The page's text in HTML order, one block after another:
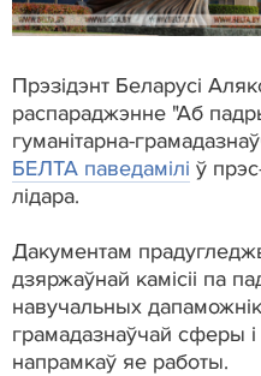
Прэзідэнт Беларусі
распараджэнне "Аб
гуманітарна-
БЕЛТА паведамілі ў
лідара.
Дакументам
дзяржаўнай камісіі па
навучальных
грамадазнаўчай сферы
напрамкаў яе работы.